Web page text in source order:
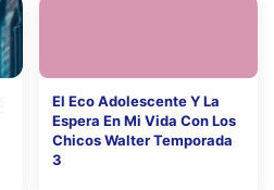
El Eco Adolescente Y La
Espera En Mi Vida Con Los
Chicos Walter Temporada
3